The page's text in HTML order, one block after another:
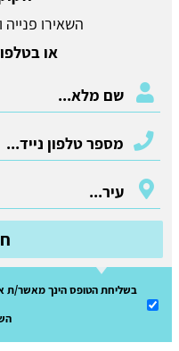
השאירו
או
בשליחת הטופס הינך מאשר/